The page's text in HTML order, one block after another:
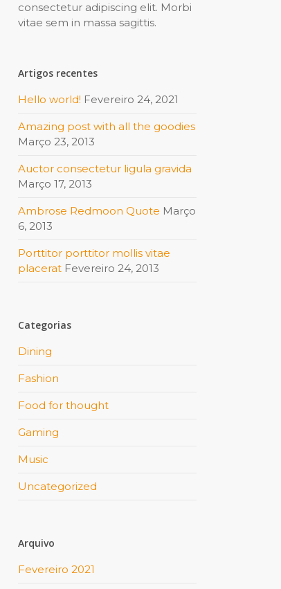
consectetur adipiscing elit. Morbi
vitae sem in massa sagittis.
Artigos recentes
Hello world! Fevereiro 24, 2021
Amazing post with all the goodies
Março 23, 2013
Auctor consectetur ligula gravida
Março 17, 2013
Ambrose Redmoon Quote Março
6, 2013
Porttitor porttitor mollis vitae
placerat Fevereiro 24, 2013
Categorias
Dining
Fashion
Food for thought
Gaming
Music
Uncategorized
Arquivo
Fevereiro 2021